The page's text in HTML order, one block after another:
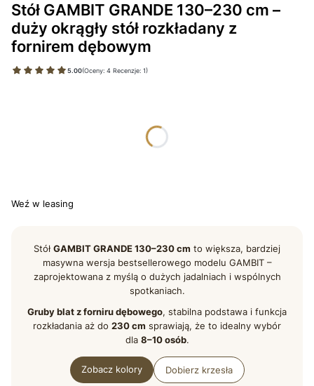
Stół GAMBIT GRANDE 130–230 cm –
duży okrągły stół rozkładany z
fornirem dębowym
5.00(Oceny: 4 Recenzje: 1)
Weź w leasing
Stół GAMBIT GRANDE 130–230 cm to większa, bardziej
masywna wersja bestsellerowego modelu GAMBIT –
zaprojektowana z myślą o dużych jadalniach i wspólnych
spotkaniach.
Gruby blat z forniru dębowego, stabilna podstawa i funkcja
rozkładania aż do 230 cm sprawiają, że to idealny wybór
dla 8–10 osób.
Zobacz kolory Dobierz krzesła